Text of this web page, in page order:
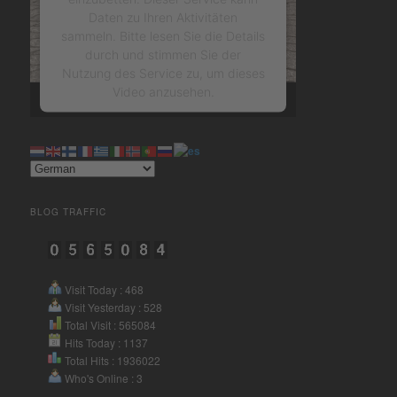
Mehr Informationen
Consent Management Platform
eRecht24
BLOG TRAFFIC
Visit Today : 468
Visit Yesterday : 528
Total Visit : 565084
Hits Today : 1137
Total Hits : 1936022
Who's Online : 3